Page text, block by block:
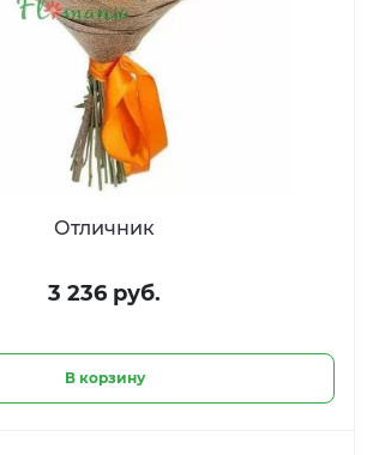
Отличник
3 236 руб.
В корзину